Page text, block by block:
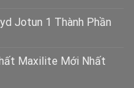
Jotun 1 Thành Phần
Maxilite Mới Nhất